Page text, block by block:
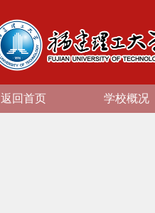
返回首页 学校概况